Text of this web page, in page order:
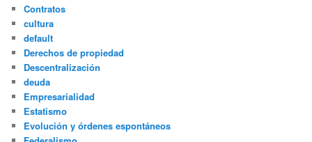
Contratos
cultura
default
Derechos de propiedad
Descentralización
deuda
Empresarialidad
Estatismo
Evolución y órdenes espontáneos